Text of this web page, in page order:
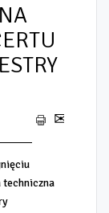
techniczna